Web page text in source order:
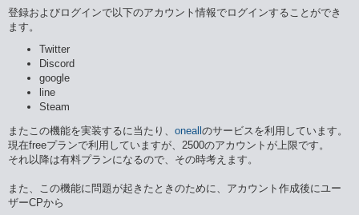
記
事
登録およびログインで以下のアカウント情報でログインすることができ
ます。
Twitter
Discord
google
line
Steam
またこの機能を実装するに当たり、 oneall のサービスを利用しています。
現在freeプランで利用していますが、2500のアカウントが上限です。
それ以降は有料プランになるので、その時考えます。
また、この機能に問題が起きたときのために、アカウント作成後にユー
ザーCPから